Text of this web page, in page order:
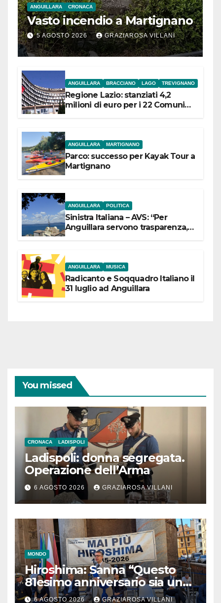
ANGUILLARA CRONACA
Vasto incendio a Martignano
5 AGOSTO 2026 GRAZIAROSA VILLANI
ANGUILLARA BRACCIANO LAGO TREVIGNANO
Regione Lazio: stanziati 4,2
milioni di euro per i 22 Comuni
ANGUILLARA MARTIGNANO
Parco: successo per Kayak Tour a
Martignano
ANGUILLARA POLITICA
Sinistra Italiana – AVS: “Per
Anguillara servono trasparenza,
ANGUILLARA MUSICA
Radicanto e Soqquadro Italiano il
31 luglio ad Anguillara
You missed
CRONACA LADISPOLI
Ladispoli: donna segregata.
Operazione dell’Arma
6 AGOSTO 2026 GRAZIAROSA VILLANI
MONDO
Hiroshima: Sanna “Questo
81esimo anniversario sia un
monito per tutti”
6 AGOSTO 2026 GRAZIAROSA VILLANI